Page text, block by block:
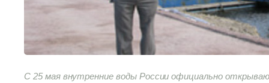
С 25 мая внутренние воды России официально